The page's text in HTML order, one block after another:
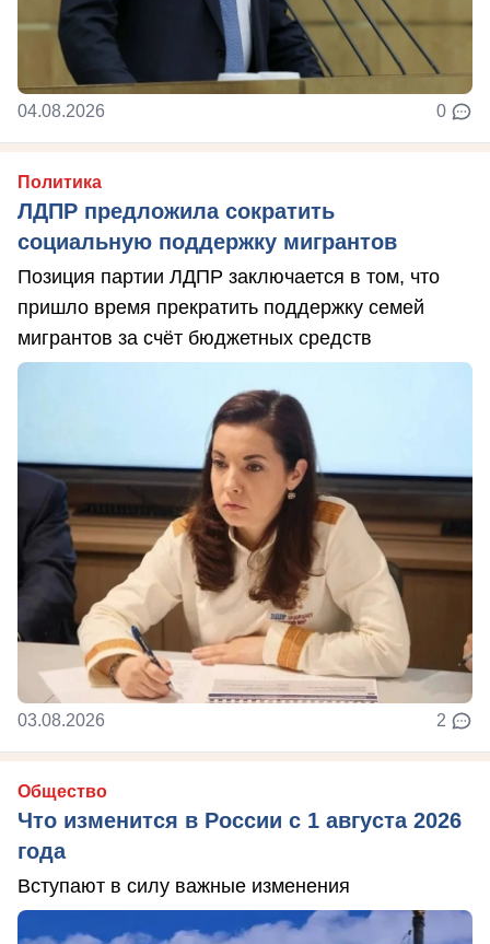
04.08.2026 0
Политика
ЛДПР предложила сократить
социальную поддержку мигрантов
Позиция партии ЛДПР заключается в том, что
пришло время прекратить поддержку семей
мигрантов за счёт бюджетных средств
03.08.2026 2
Общество
Что изменится в России с 1 августа 2026
года
Вступают в силу важные изменения